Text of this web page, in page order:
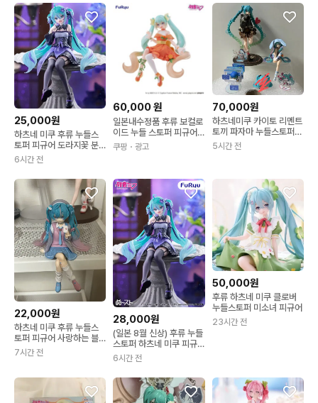
25,000원
하츠네 미쿠 후류 누들스
토퍼 피규어 도라지꽃 분
철
6시간 전
60,000원
일본내수정품 후류 보컬로
이드 누들 스토퍼 피규어
하츠네 미쿠 시트러스 ver
1개
쿠팡 ・광고
70,000원
하츠네미쿠 카이토 리멘트
토끼 파자마 누들스토퍼
유키미쿠 아크릴 가챠 아
웃도어 피규어
5시간 전
22,000원
하츠네 미쿠 후류 누들스
토퍼 피규어 사랑하는 블
레이저 러브레터
7시간 전
28,000원
(일본 8월 신상) 후류 누들
스토퍼 하츠네 미쿠 피규
어 플라워 페어리 도라지
꽃 버전
6시간 전
50,000원
후류 하츠네 미쿠 클로버
누들스토퍼 미소녀 피규어
23시간 전